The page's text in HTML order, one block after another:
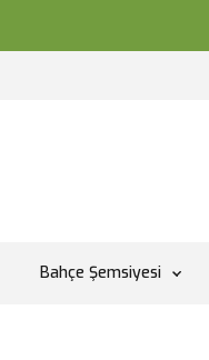
Bahçe Şemsiyesi